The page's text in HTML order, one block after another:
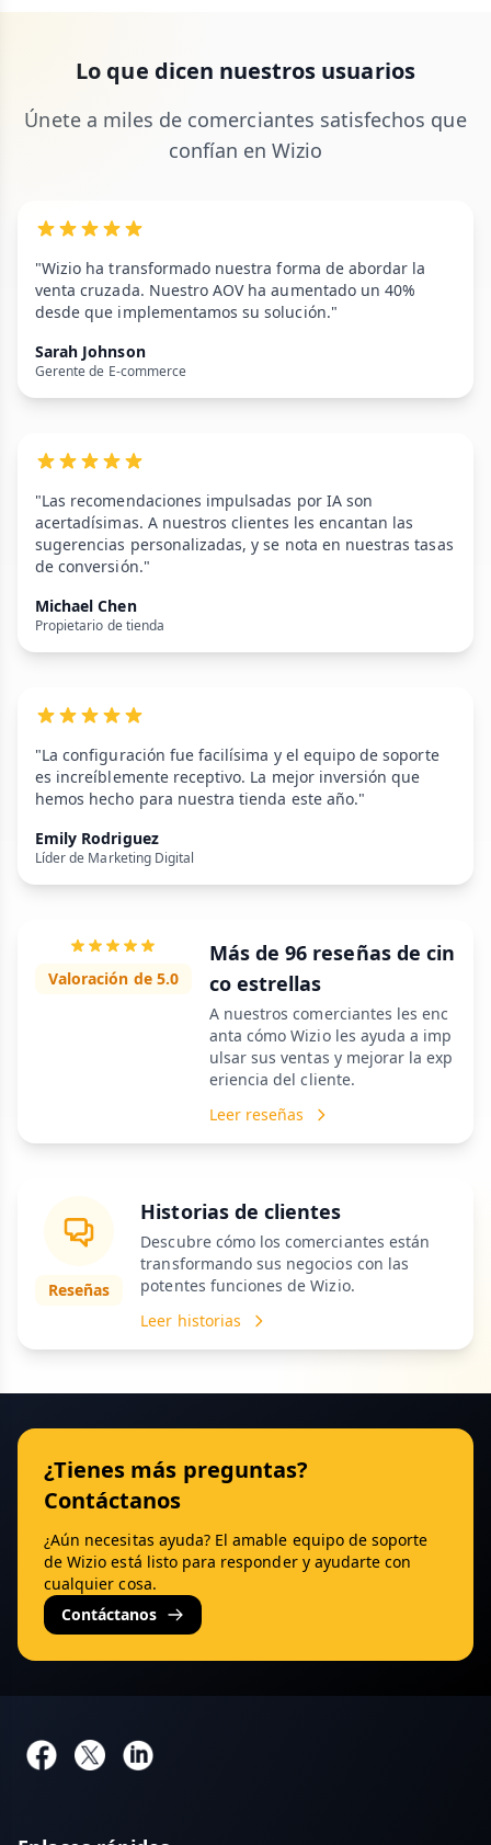
Lo que dicen nuestros usuarios
Únete a miles de comerciantes satisfechos que
confían en Wizio
"Wizio ha transformado nuestra forma de abordar la
venta cruzada. Nuestro AOV ha aumentado un 40%
desde que implementamos su solución."
Sarah Johnson
Gerente de E-commerce
"Las recomendaciones impulsadas por IA son
acertadísimas. A nuestros clientes les encantan las
sugerencias personalizadas, y se nota en nuestras tasas
de conversión."
Michael Chen
Propietario de tienda
"La configuración fue facilísima y el equipo de soporte
es increíblemente receptivo. La mejor inversión que
hemos hecho para nuestra tienda este año."
Emily Rodriguez
Líder de Marketing Digital
Valoración de 5.0
Más de 96 reseñas de cin
co estrellas
A nuestros comerciantes les enc
anta cómo Wizio les ayuda a imp
ulsar sus ventas y mejorar la exp
eriencia del cliente.
Leer reseñas
Reseñas
Historias de clientes
Descubre cómo los comerciantes están
transformando sus negocios con las
potentes funciones de Wizio.
Leer historias
¿Tienes más preguntas?
Contáctanos
¿Aún necesitas ayuda? El amable equipo de soporte
de Wizio está listo para responder y ayudarte con
cualquier cosa.
Contáctanos